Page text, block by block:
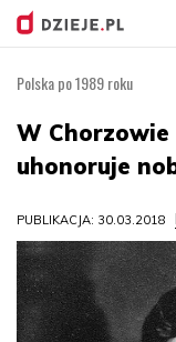
Polska po 1989 roku
W
uhonoruje
PUBLIKACJA: 30.03.2018